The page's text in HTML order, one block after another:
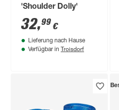
'Shoulder Dolly'
32,99 €
Lieferung nach Hause
Verfügbar in Troisdorf